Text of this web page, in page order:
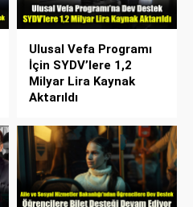
Ulusal Vefa Programı
İçin SYDV’lere 1,2
Milyar Lira Kaynak
Aktarıldı